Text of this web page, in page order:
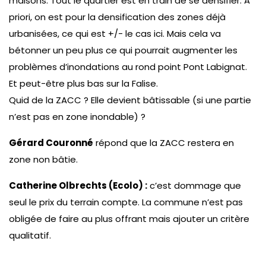
priori, on est pour la densification des zones déjà
urbanisées, ce qui est +/- le cas ici. Mais cela va
bétonner un peu plus ce qui pourrait augmenter les
problèmes d’inondations au rond point Pont Labignat.
Et peut-être plus bas sur la Falise.
Quid de la ZACC ? Elle devient bâtissable (si une partie
n’est pas en zone inondable) ?
Gérard Couronné répond que la ZACC restera en
zone non bâtie.
Catherine Olbrechts (Ecolo) :c’est dommage que
seul le prix du terrain compte. La commune n’est pas
obligée de faire au plus offrant mais ajouter un critère
qualitatif.